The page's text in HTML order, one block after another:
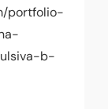
portfolio-
b-